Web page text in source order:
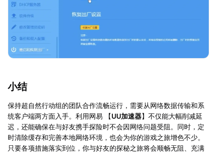
小结
保持超自然行动组的团队合作流畅运行，需要从网络数据传输和系
统客户端两方面入手。利用网易 【UU加速器】不仅能大幅削减延
迟，还能确保在与好友携手探险时不会因网络问题受阻。同时，定
时清除缓存和完善本地网络环境，也会为你的游戏之旅增色不少。
只要各项措施落实到位，你与好友的探秘之旅将会顺畅无阻、充满